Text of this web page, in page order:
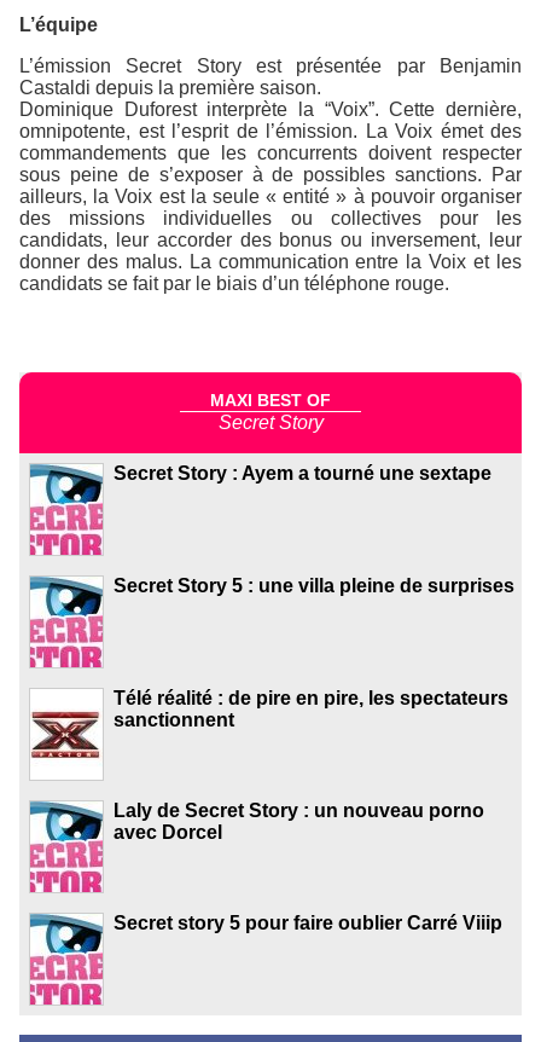
L’équipe
L’émission Secret Story est présentée par Benjamin
Castaldi depuis la première saison.
Dominique Duforest interprète la “Voix”. Cette dernière,
omnipotente, est l’esprit de l’émission. La Voix émet des
commandements que les concurrents doivent respecter
sous peine de s’exposer à de possibles sanctions. Par
ailleurs, la Voix est la seule « entité » à pouvoir organiser
des missions individuelles ou collectives pour les
candidats, leur accorder des bonus ou inversement, leur
donner des malus. La communication entre la Voix et les
candidats se fait par le biais d’un téléphone rouge.
MAXI BEST OF
Secret Story
Secret Story : Ayem a tourné une sextape
Secret Story 5 : une villa pleine de surprises
Télé réalité : de pire en pire, les spectateurs
sanctionnent
Laly de Secret Story : un nouveau porno
avec Dorcel
Secret story 5 pour faire oublier Carré Viiip